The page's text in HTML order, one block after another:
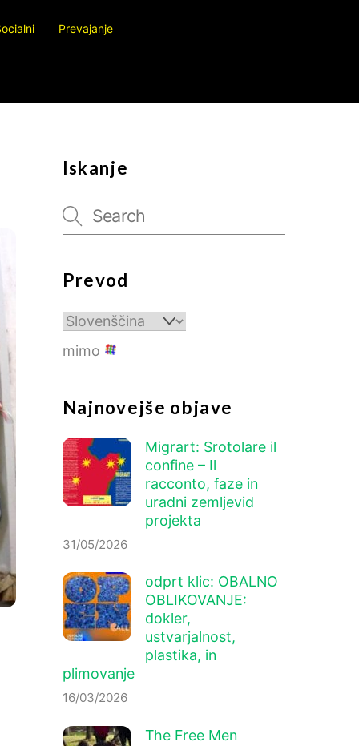
Prevajanje
Iskanje
Prevod
mimo
Najnovejše objave
Migrart: Srotolare il
confine – Il
racconto, faze in
uradni zemljevid
projekta
31/05/2026
odprt klic: OBALNO
OBLIKOVANJE:
dokler,
ustvarjalnost,
plastika, in
plimovanje
16/03/2026
The Free Men